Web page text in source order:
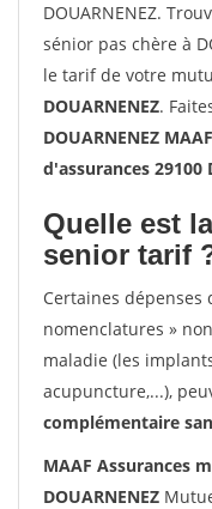
DOUARNENEZ.
sénior pas chère à
le tarif de votre
DOUARNENEZ.
DOUARNENEZ
d'assurances 29100
Quelle est
senior tarif
Certaines dépenses
nomenclatures »
maladie (les
acupuncture,...),
complémentaire
MAAF Assurances
DOUARNENEZ